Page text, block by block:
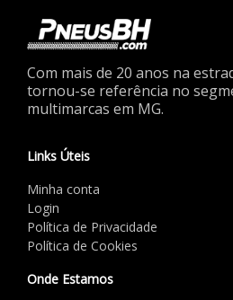
Com mais de 20 anos na
tornou-se referência no
multimarcas em MG.
Links Úteis
Minha conta
Login
Política de Privacidade
Política de Cookies
Onde Estamos